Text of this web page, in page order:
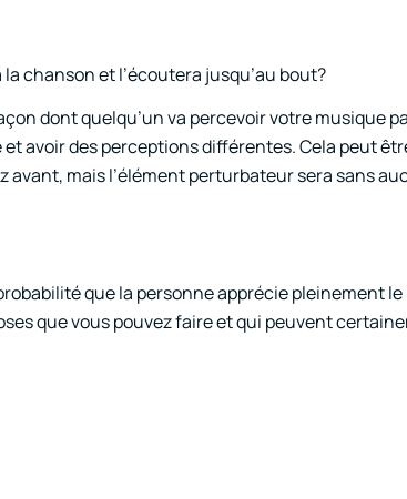
chanson et l’écoutera jusqu’au bout?
dont quelqu’un va percevoir votre musique
avoir des perceptions différentes. Cela peut
avant, mais l’élément perturbateur sera sans
que la personne apprécie pleinement le
que vous pouvez faire et qui peuvent